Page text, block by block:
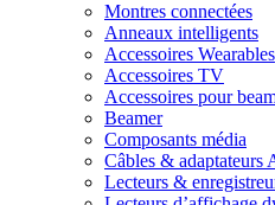
Montres connectées
Anneaux intelligents
Accessoires Wearables
Accessoires TV
Accessoires pour
Beamer
Composants média
Câbles & adaptateurs
Lecteurs &